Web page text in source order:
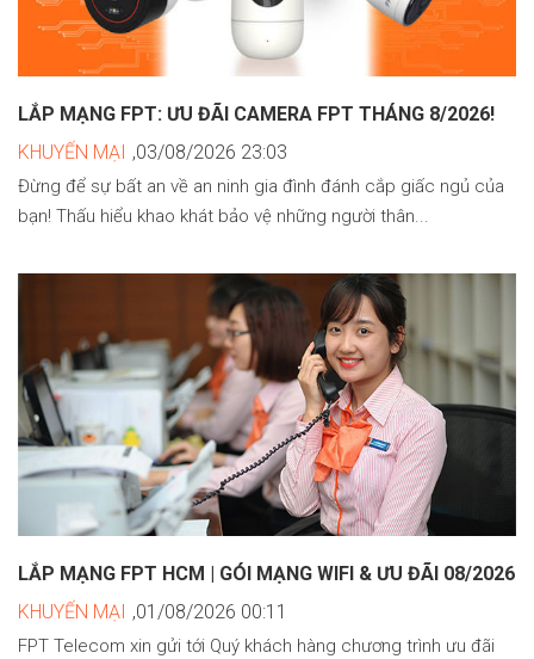
LẮP MẠNG FPT: ƯU ĐÃI CAMERA FPT THÁNG 8/2026!
KHUYẾN MẠI ,03/08/2026 23:03
Đừng để sự bất an về an ninh gia đình đánh cắp giấc ngủ của
bạn! Thấu hiểu khao khát bảo vệ những người thân...
LẮP MẠNG FPT HCM | GÓI MẠNG WIFI & ƯU ĐÃI 08/2026
KHUYẾN MẠI ,01/08/2026 00:11
FPT Telecom xin gửi tới Quý khách hàng chương trình ưu đãi